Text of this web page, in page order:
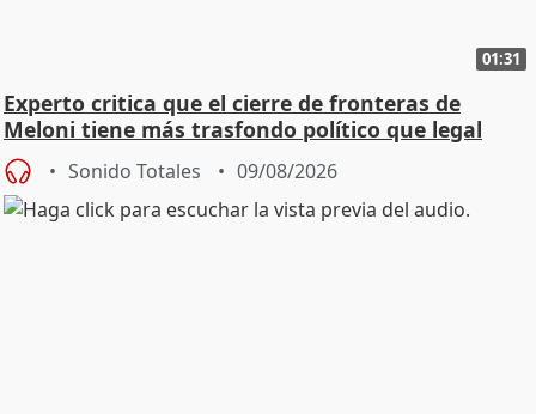
01:31
Experto critica que el cierre de fronteras de
Meloni tiene más trasfondo político que legal
Sonido Totales 09/08/2026